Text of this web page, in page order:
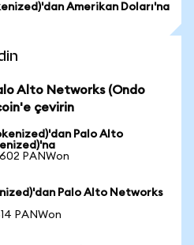
Amerikan Doları'na
Alto Networks (Ondo
çevirin
Palo Alto
PANWon
Palo Alto Networks
PANWon